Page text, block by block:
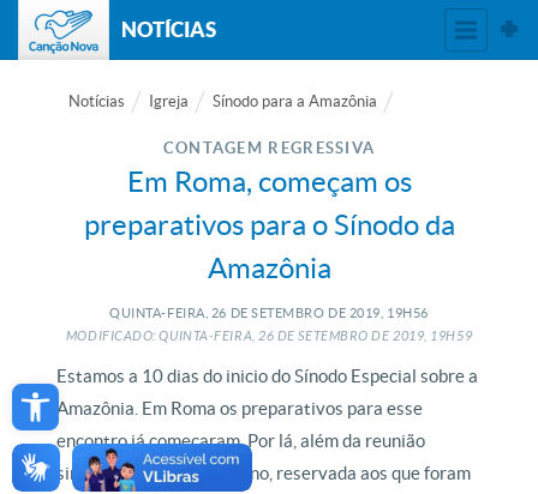
Open toolbar
NOTÍCIAS
Notícias Igreja Sínodo para a Amazônia
CONTAGEM REGRESSIVA
Em Roma, começam os
preparativos para o Sínodo da
Amazônia
QUINTA-FEIRA, 26 DE SETEMBRO DE 2019, 19H56
MODIFICADO: QUINTA-FEIRA, 26 DESETEMBRO DE2019, 19H59
Estamos a 10 dias do inicio do Sínodo Especial sobre a
Amazônia. Em Roma os preparativos para esse
encontro já começaram. Por lá, além da reunião
sinodal, dentro do Vaticano, reservada aos que foram